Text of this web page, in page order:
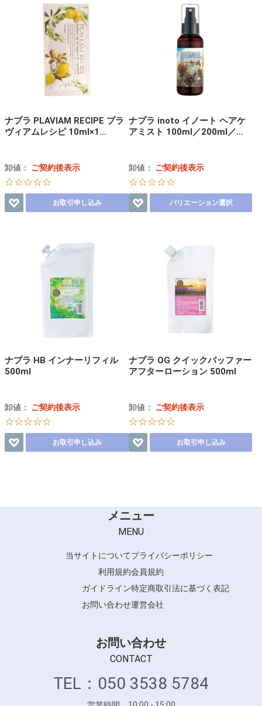
ナプラ PLAVIAM RECIPE プラ
ヴィアムレシピ 10ml×1…
卸値： ご契約後表示
☆☆☆☆☆
お取引申し込み
ナプラ inoto イノート ヘアケ
アミスト 100ml／200ml／…
卸値： ご契約後表示
☆☆☆☆☆
バリエーション選択
ナプラ HB インナーリフィル
500ml
卸値： ご契約後表示
☆☆☆☆☆
お取引申し込み
ナプラ OG クイックバッファー
アフターローション 500ml
卸値： ご契約後表示
☆☆☆☆☆
お取引申し込み
メニュー
MENU
当サイトについてプライバシーポリシー
利用規約会員規約
ガイドライン特定商取引法に基づく表記
お問い合わせ運営会社
お問い合わせ
CONTACT
TEL：050 3538 5784